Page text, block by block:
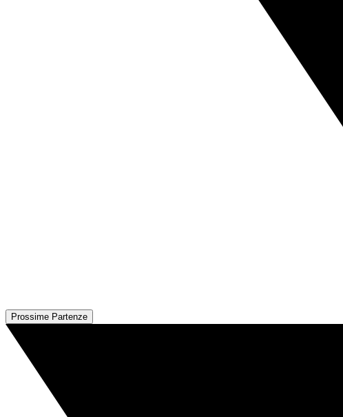
Prossime Partenze